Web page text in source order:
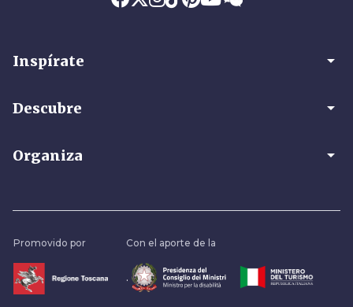
Inspírate arrow_drop_down
Descubre arrow_drop_down
Organiza arrow_drop_down
Promovido por Con el aporte de la
.